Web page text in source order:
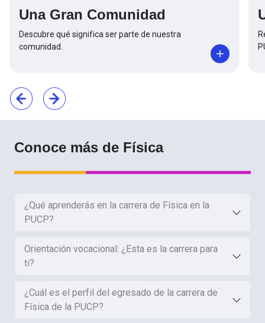
Una Gran Comunidad
Descubre qué significa ser parte de nuestra
comunidad.
Conoce más de Física
¿Qué aprenderás en la carrera de Física en la
PUCP?
Orientación vocacional: ¿Esta es la carrera para
ti?
¿Cuál es el perfil del egresado de la carrera de
Física de la PUCP?